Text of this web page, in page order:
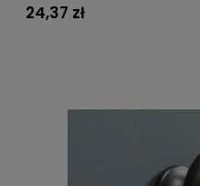
24,37 zł